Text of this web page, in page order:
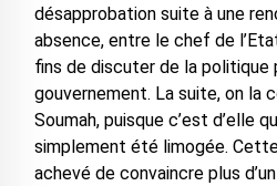
désapprobation suite à une
absence, entre le chef de
fins de discuter de la politique
gouvernement. La suite, on la
Soumah, puisque c’est d’elle
simplement été limogée.
achevé de convaincre plus